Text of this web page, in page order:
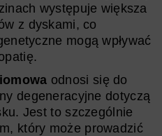
występuje większa
z dyskami, co
mogą wpływać
odnosi się do
degeneracyjne dotyczą
Jest to szczególnie
który może prowadzić